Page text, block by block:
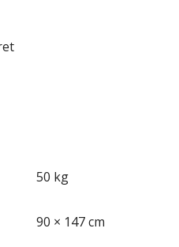
50 kg
90 × 147 cm